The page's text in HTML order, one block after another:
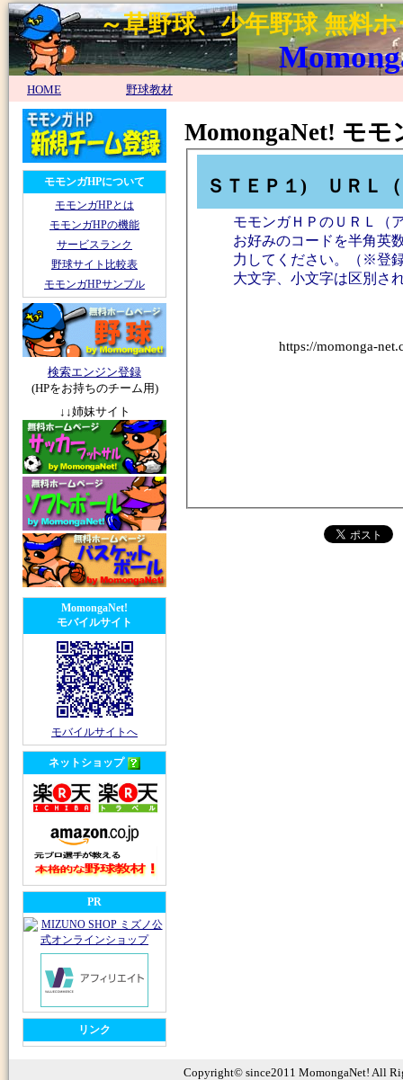
～草野球、少年野球 無料
HOME 野球教材
モモンガHPについて
モモンガHPとは
モモンガHPの機能
サービスランク
野球サイト比較表
モモンガHPサンプル
検索エンジン登録
(HPをお持ちのチーム用)
↓↓姉妹サイト
MomongaNet!
モバイルサイト
モバイルサイトへ
ネットショップ
PR
リンク
MomongaNet! モ
ＳＴＥＰ１) ＵＲＬ
モモンガＨＰのＵＲＬ（
お好みのコードを半角英
力してください。（※登
大文字、小文字は区別さ
https://momonga-
Copyright© since2011 MomongaNet! All